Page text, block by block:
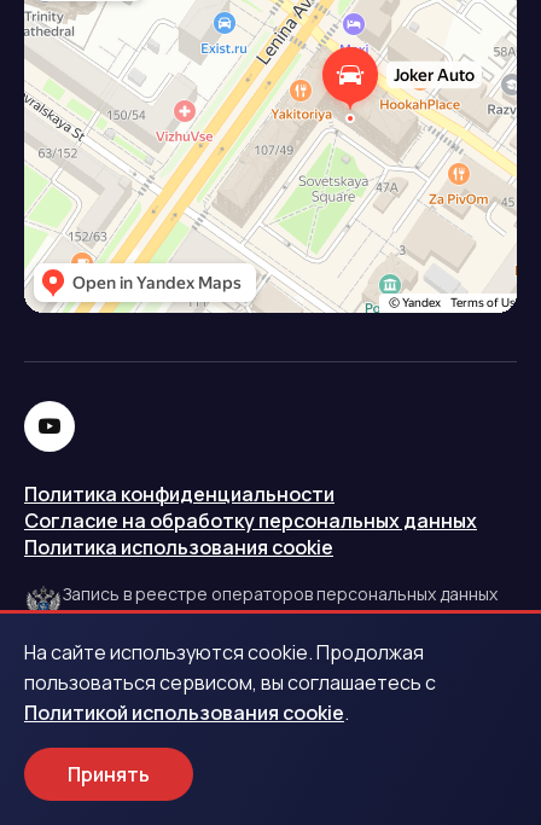
Политика конфиденциальности
Согласие на обработку персональных данных
Политика использования cookie
Запись в реестре операторов персональных данных
РКН
Центральный банк Российской Федерации
Обращаем ваше внимание на то, что данный интернет-
сайт носит исключительно информационный характер и
ни при каких условиях не является публичной офертой.
На сайте используются cookie. Продолжая
пользоваться сервисом, вы соглашаетесь с
Политикой использования cookie.
Принять